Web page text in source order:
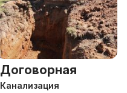
Договорная
Канализация